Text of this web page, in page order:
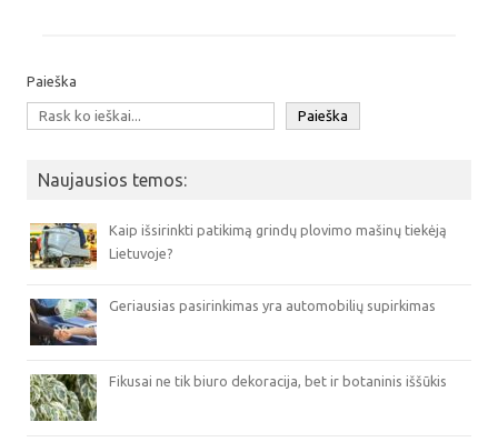
Paieška
Paieška
Naujausios temos:
Kaip išsirinkti patikimą grindų plovimo mašinų tiekėją
Lietuvoje?
Geriausias pasirinkimas yra automobilių supirkimas
Fikusai ne tik biuro dekoracija, bet ir botaninis iššūkis